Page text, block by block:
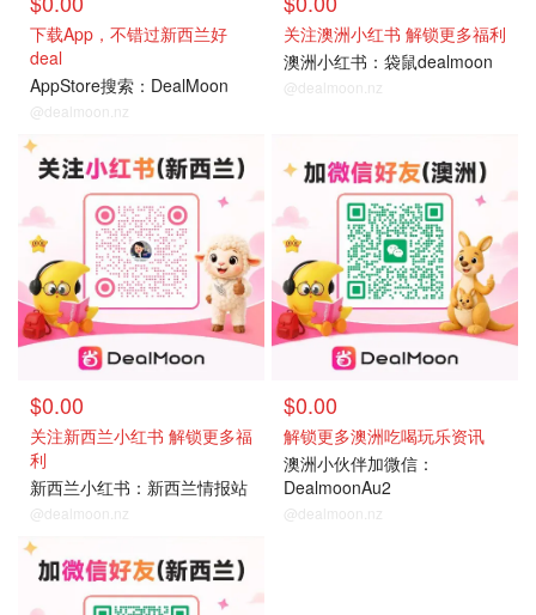
下载App，不错过新西兰好
deal
AppStore搜索：DealMoon
@dealmoon.nz
关注澳洲小红书 解锁更多福利
澳洲小红书：袋鼠dealmoon
@dealmoon.nz
联系我们
$0.00
关注新西兰小红书 解锁更多福
利
新西兰小红书：新西兰情报站
@dealmoon.nz
$0.00
解锁更多澳洲吃喝玩乐资讯
澳洲小伙伴加微信：
DealmoonAu2
@dealmoon.nz
联系我们